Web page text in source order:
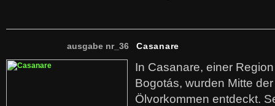
ausgabe nr_36 Casanare
In Casanare, einer
Bogotás, wurden Mitte
Ölvorkommen entdeckt.